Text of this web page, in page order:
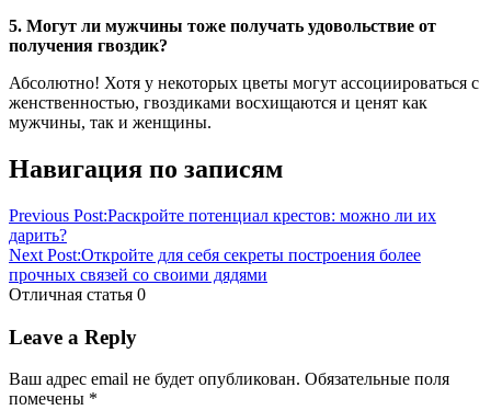
5. Могут ли мужчины тоже получать удовольствие от
получения гвоздик?
Абсолютно! Хотя у некоторых цветы могут ассоциироваться с
женственностью, гвоздиками восхищаются и ценят как
мужчины, так и женщины.
Навигация по записям
Previous Post:Раскройте потенциал крестов: можно ли их
дарить?
Next Post:Откройте для себя секреты построения более
прочных связей со своими дядями
Отличная статья 0
Leave a Reply
Ваш адрес email не будет опубликован. Обязательные поля
помечены *